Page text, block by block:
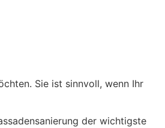
Sie ist sinnvoll, wenn Ihr
der wichtigste